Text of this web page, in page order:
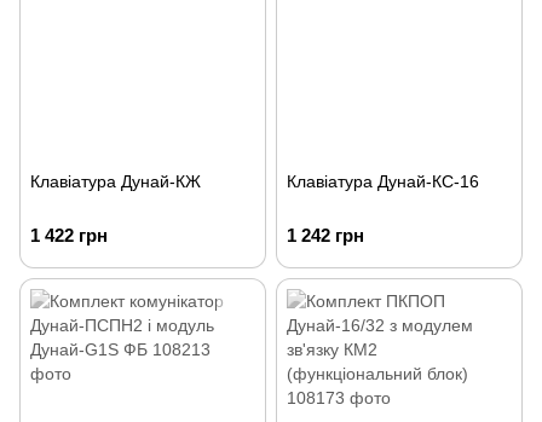
Клавіатура Дунай-КЖ
1 422 грн
Клавіатура Дунай-КС-16
1 242 грн